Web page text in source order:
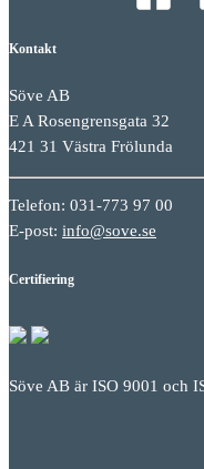
Kontakt
Söve AB
E A Rosengrensgata 32
421 31 Västra Frölunda
Telefon: 031-773 97 00
E-post: info@sove.se
Certifiering
Söve AB är ISO 9001 och